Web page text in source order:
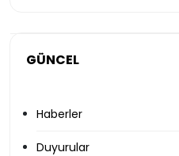
GÜNCEL
Haberler
Duyurular